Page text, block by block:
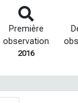
Première
observation
2016